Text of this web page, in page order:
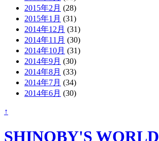
2015年2月 (28)
2015年1月 (31)
2014年12月 (31)
2014年11月 (30)
2014年10月 (31)
2014年9月 (30)
2014年8月 (33)
2014年7月 (34)
2014年6月 (30)
↑
SHINOBY'S WORLD